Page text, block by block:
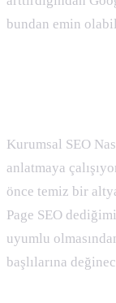
bundan emin
Kurumsal SEO
anlatmaya
önce temiz bir
Page SEO
uyumlu
başlılarına